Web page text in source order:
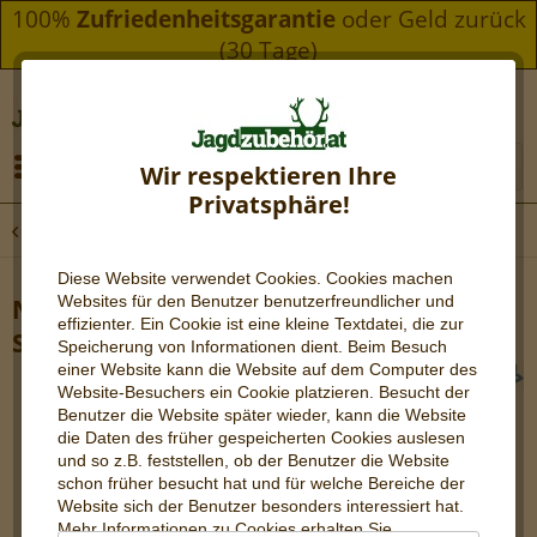
100% Zufriedenheitsgarantie oder Geld zurück
(30 Tage)
Wir respektieren Ihre
Privatsphäre!
Diese Website verwendet Cookies. Cookies machen
Websites für den Benutzer benutzerfreundlicher und
effizienter. Ein Cookie ist eine kleine Textdatei, die zur
Speicherung von Informationen dient. Beim Besuch
einer Website kann die Website auf dem Computer des
Website-Besuchers ein Cookie platzieren. Besucht der
Benutzer die Website später wieder, kann die Website
die Daten des früher gespeicherten Cookies auslesen
und so z.B. feststellen, ob der Benutzer die Website
schon früher besucht hat und für welche Bereiche der
Website sich der Benutzer besonders interessiert hat.
Mehr Informationen zu Cookies erhalten Sie
NL20r Lampe (Nano Light
Schlüsselanhänger)